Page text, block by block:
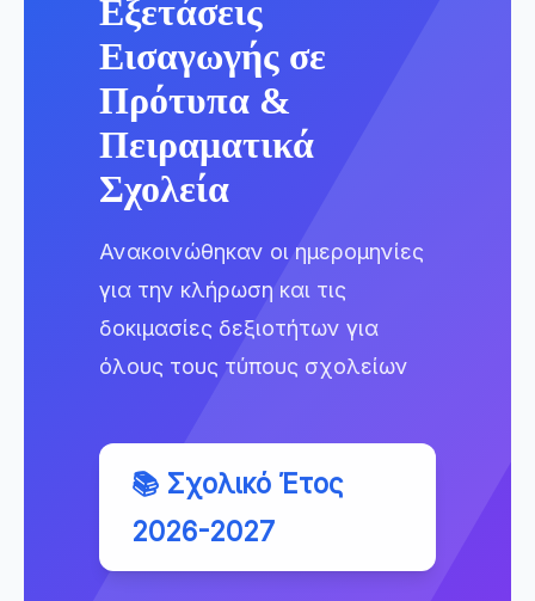
Εξετάσεις
Εισαγωγής σε
Πρότυπα &
Πειραματικά
Σχολεία
Ανακοινώθηκαν οι ημερομηνίες
για την κλήρωση και τις
δοκιμασίες δεξιοτήτων για
όλους τους τύπους σχολείων
📚 Σχολικό Έτος
2026-2027